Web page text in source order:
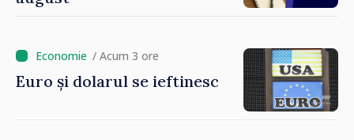
/ Acum 3 ore
Euro și dolarul se ieftinesc